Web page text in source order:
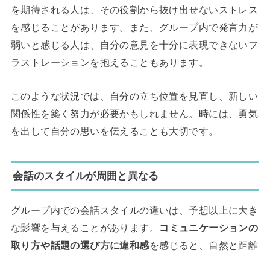
を期待される人は、その役割から抜け出せないストレス
を感じることがあります。また、グループ内で発言力が
弱いと感じる人は、自分の意見を十分に表現できないフ
ラストレーションを抱えることもあります。
このような状況では、自分の立ち位置を見直し、新しい
関係性を築く努力が必要かもしれません。時には、勇気
を出して自分の思いを伝えることも大切です。
会話のスタイルが周囲と異なる
グループ内での会話スタイルの違いは、予想以上に大き
な影響を与えることがあります。
コミュニケーションの
取り方や話題の選び方に違和感を感じると、自然と距離